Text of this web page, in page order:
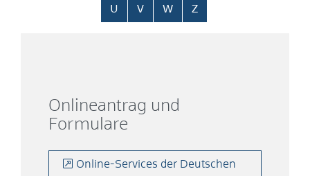
U V W Z
Onlineantrag und
Formulare
Online-Services der Deutschen